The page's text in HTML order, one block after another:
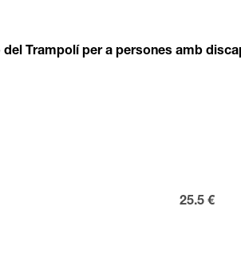
Trampolí per a persones amb
25.5 €